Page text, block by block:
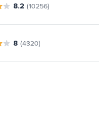
8.2 (10256)
8 (4320)